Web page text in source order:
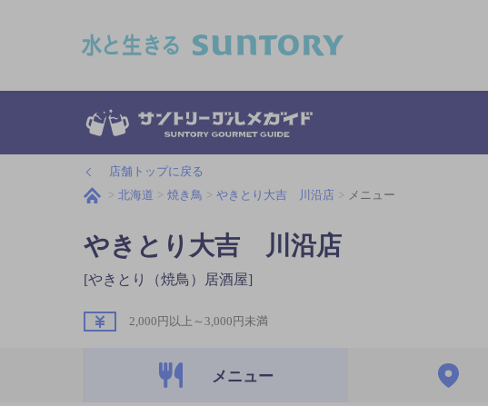
店舗トップに戻る
北海道
焼き鳥 やきとり大吉 川沿店 メニュー
やきとり大吉 川沿店
[やきとり（焼鳥）居酒屋]
2,000円以上～3,000円未満
メニュー